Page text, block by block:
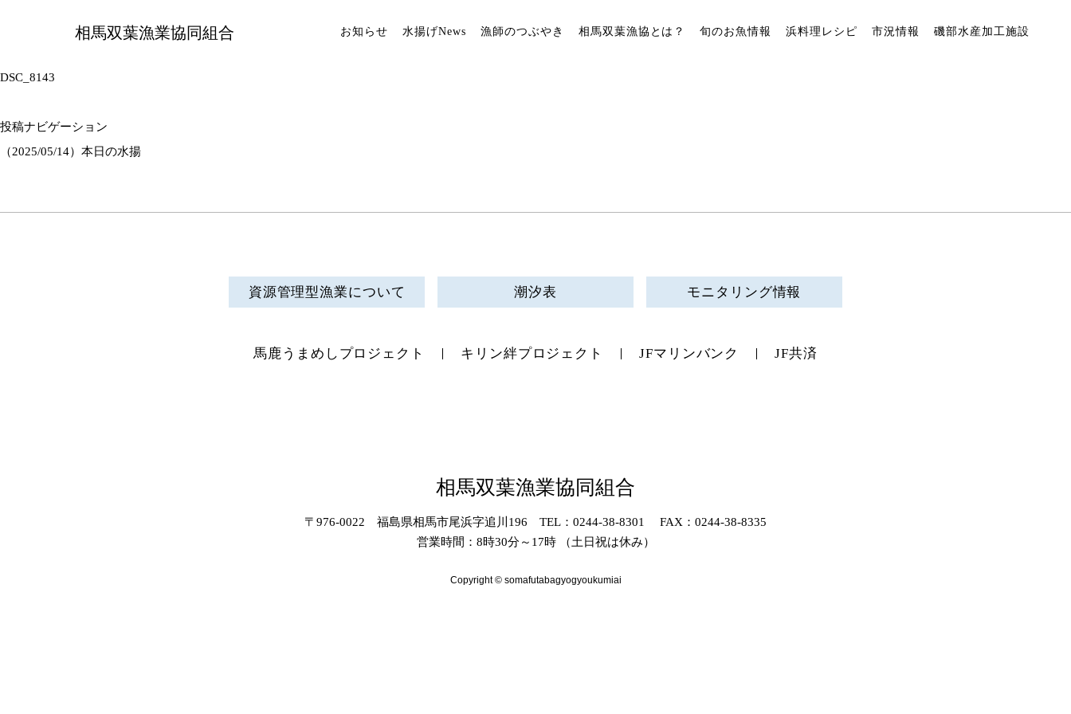
相馬双葉漁業協同組合 お知らせ 水揚げNews 漁師のつぶやき 相馬双葉漁協とは？ 旬のお魚情報 浜料理レシピ 市況情報 磯部水産加工施設
DSC_8143
投稿ナビゲーション
（2025/05/14）本日の水揚
資源管理型漁業について 潮汐表 モニタリング情報
馬鹿うまめしプロジェクト キリン絆プロジェクト JFマリンバンク JF共済
相馬双葉漁業協同組合
〒976-0022 福島県相馬市尾浜字追川196 TEL：0244-38-8301 FAX：0244-38-8335
営業時間：8時30分～17時 （土日祝は休み）
Copyright © somafutabagyogyoukumiai